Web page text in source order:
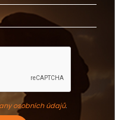
osobních údajů.